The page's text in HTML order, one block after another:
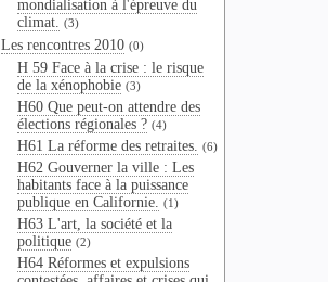
mondialisation à l'épreuve du
climat. (3)
Les rencontres 2010 (0)
H 59 Face à la crise : le risque
de la xénophobie (3)
H60 Que peut-on attendre des
élections régionales ? (4)
H61 La réforme des retraites. (6)
H62 Gouverner la ville : Les
habitants face à la puissance
publique en Californie. (1)
H63 L'art, la société et la
politique (2)
H64 Réformes et expulsions